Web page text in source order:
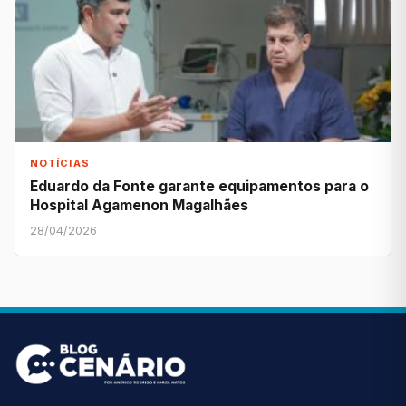
NOTÍCIAS
Eduardo da Fonte garante equipamentos para o
Hospital Agamenon Magalhães
28/04/2026